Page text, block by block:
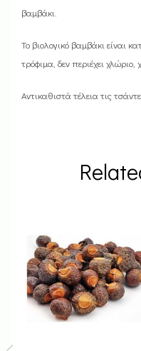
βαμβάκι.
Το βιολογικό βαμβάκι είναι
τρόφιμα, δεν περιέχει
Αντικαθιστά τέλεια τις